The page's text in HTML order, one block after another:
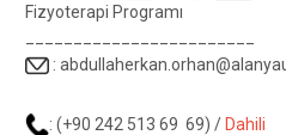
Fizyoterapi Programı
:
: (+90 242 513 69 69) / Dahili